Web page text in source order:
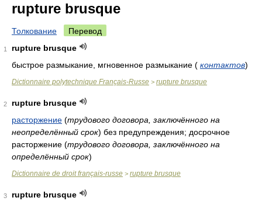
rupture brusque
Толкование Перевод
1
rupture brusque
быстрое размыкание, мгновенное размыкание ( контактов)
Dictionnaire polytechnique Français-Russe > rupture brusque
2
rupture brusque
расторжение (трудового договора, заключённого на
неопределённый срок) без предупреждения; досрочное
расторжение (трудового договора, заключённого на
определённый срок)
Dictionnaire de droit français-russe > rupture brusque
3
rupture brusque